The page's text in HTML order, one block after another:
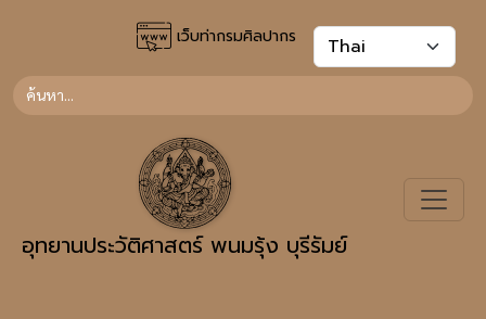
เว็บท่ากรมศิลปากร
อุทยานประวัติศาสตร์ พนมรุ้ง บุรีรัมย์